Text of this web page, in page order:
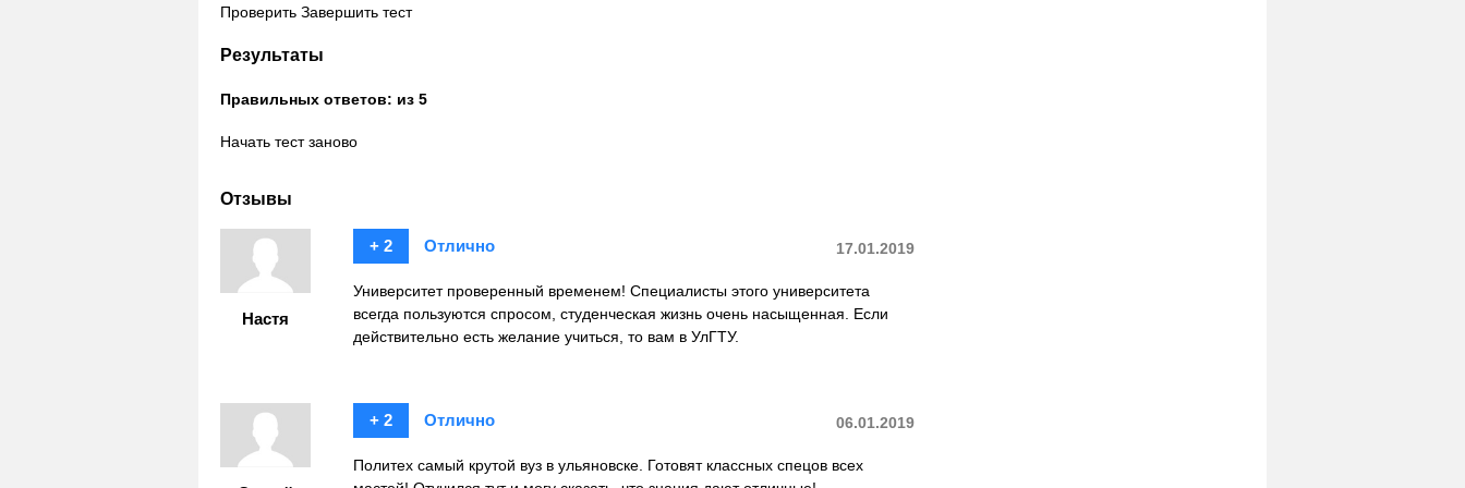
Проверить Завершить тест
Результаты
Правильных ответов: из 5
Начать тест заново
Отзывы
Настя
+ 2 Отлично 17.01.2019
Университет проверенный временем! Специалисты этого университета
всегда пользуются спросом, студенческая жизнь очень насыщенная. Если
действительно есть желание учиться, то вам в УлГТУ.
+ 2 Отлично 06.01.2019
Политех самый крутой вуз в ульяновске. Готовят классных спецов всех